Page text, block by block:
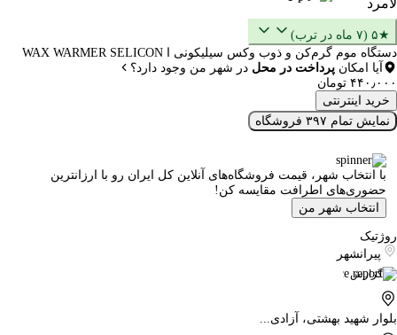
لامرد
★۵ (۷ ماه در ترب)
دستگاه موم گرم‌کن و ذوب وکس سیلیکونی ا WAX WARMER SELICON
آیا امکان پرداخت در محل در شهر من وجود دارد؟
۴۴۰٫۰۰۰ تومان
خرید اینترنتی
نمایش تمام ۳۹۷ فروشگاه
با انتخاب شهر، قیمت فروشگاه‌های آنلاین کل ایران رو با ارزانترین
حضوری‌های اطرافت مقایسه کن!
انتخاب شهر من
روژتیک
پیرانشهر
گزارش
بلوار شهید بهشتی، آزادی...